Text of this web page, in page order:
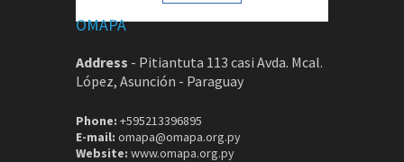
OMAPA
Address - Pitiantuta 113 casi Avda. Mcal.
López, Asunción - Paraguay
Phone: +595213396895
E-mail: omapa@omapa.org.py
Website: www.omapa.org.py